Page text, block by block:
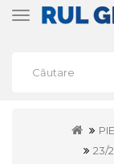
Toggle
23/